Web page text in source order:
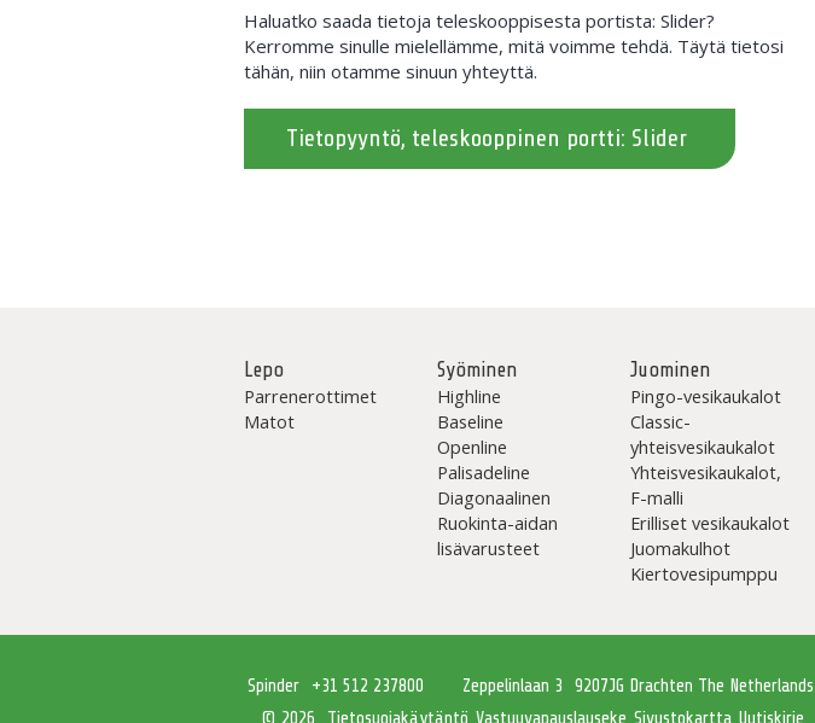
Haluatko saada tietoja teleskooppisesta portista: Slider?
Kerromme sinulle mielellämme, mitä voimme tehdä. Täytä tietosi
tähän, niin otamme sinuun yhteyttä.
Tietopyyntö, teleskooppinen portti: Slider
Lepo
Parrenerottimet
Matot
Syöminen
Highline
Baseline
Openline
Palisadeline
Diagonaalinen
Ruokinta-aidan
lisävarusteet
Juominen
Pingo-vesikaukalot
Classic-
yhteisvesikaukalot
Yhteisvesikaukalot,
F-malli
Erilliset vesikaukalot
Juomakulhot
Kiertovesipumppu
Spinder +31 512 237800 Zeppelinlaan 3
9207JG Drachten The Netherlands
© 2026
Tietosuojakäytäntö Vastuuvapauslauseke Sivustokartta Uutiskirje